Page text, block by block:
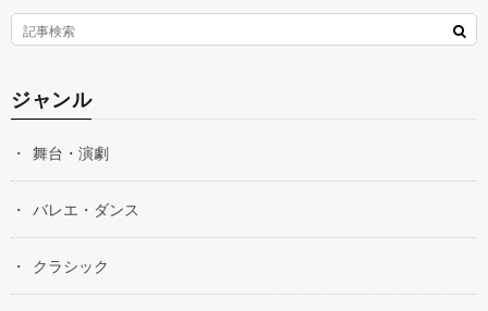
ジャンル
舞台・演劇
バレエ・ダンス
クラシック